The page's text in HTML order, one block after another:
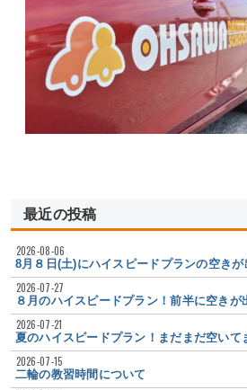
最近の投稿
8月８日(土)にハイスピードプランの空きが
2026-08-06
８月のハイスピードプラン！前半に空きが
2026-07-27
夏のハイスピードプラン！まだまだ空いて
2026-07-21
二輪の教習時間について
2026-07-15